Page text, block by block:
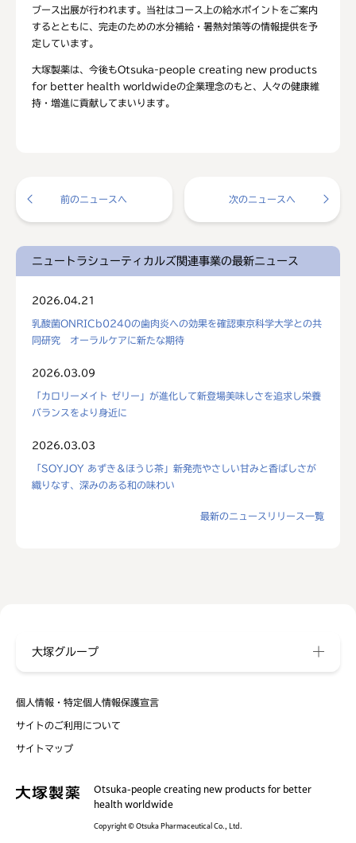
ブース出展が行われます。当社はコース上の給水ポイントをご案内
するとともに、完走のための水分補給・暑熱対策等の情報提供を予
定しています。
大塚製薬は、今後もOtsuka-people creating new products
for better health worldwideの企業理念のもと、人々の健康維
持・増進に貢献してまいります。
前のニュースへ 次のニュースへ
ニュートラシューティカルズ関連事業の最新ニュース
2026.04.21
乳酸菌ONRICb0240の歯肉炎への効果を確認東京科学大学との共
同研究 オーラルケアに新たな期待
2026.03.09
「カロリーメイト ゼリー」が進化して新登場美味しさを追求し栄養
バランスをより身近に
2026.03.03
「SOYJOY あずき＆ほうじ茶」新発売やさしい甘みと香ばしさが
織りなす、深みのある和の味わい
最新のニュースリリース一覧
個人情報・特定個人情報保護宣言
サイトのご利用について
サイトマップ
大塚グループ
Otsuka-people creating new products for better
health worldwide
Copyright © Otsuka Pharmaceutical Co., Ltd.